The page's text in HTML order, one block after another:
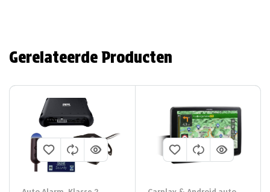
Gerelateerde Producten